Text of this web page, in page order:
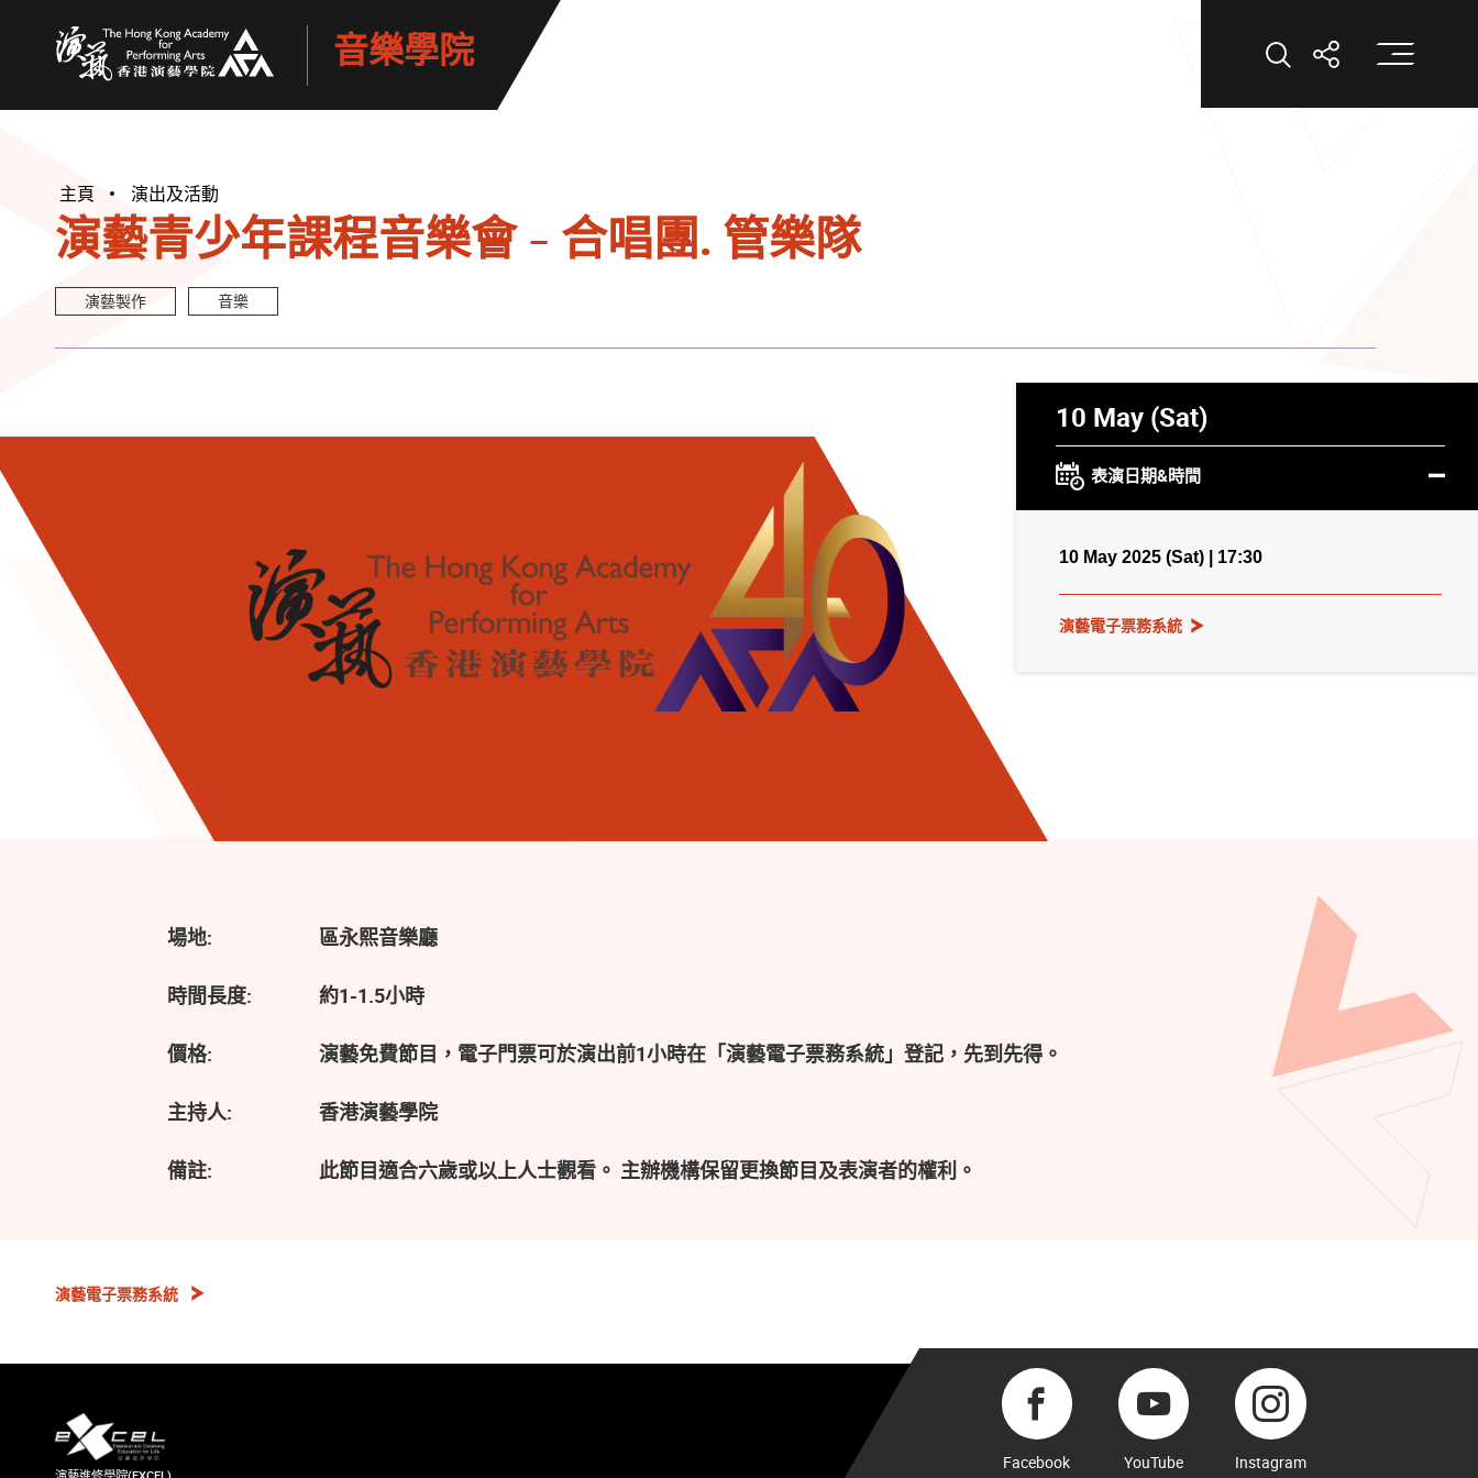
音樂學院 打開搜索打開分享打
主頁 演出及活動
演藝青少年課程音樂會 - 合唱團. 管樂隊
演藝製作 音樂
10 May (Sat)
表演日期&時間
10 May 2025 (Sat) | 17:30
演藝電子票務系統
場地: 區永熙音樂廳
時間長度: 約1-1.5小時
價格: 演藝免費節目，電子門票可於演出前1小時在「演藝電子票務系統」登記，先到先得。
主持人: 香港演藝學院
備註: 此節目適合六歲或以上人士觀看。 主辦機構保留更換節目及表演者的權利。
演藝電子票務系統
Facebook YouTube Instagram